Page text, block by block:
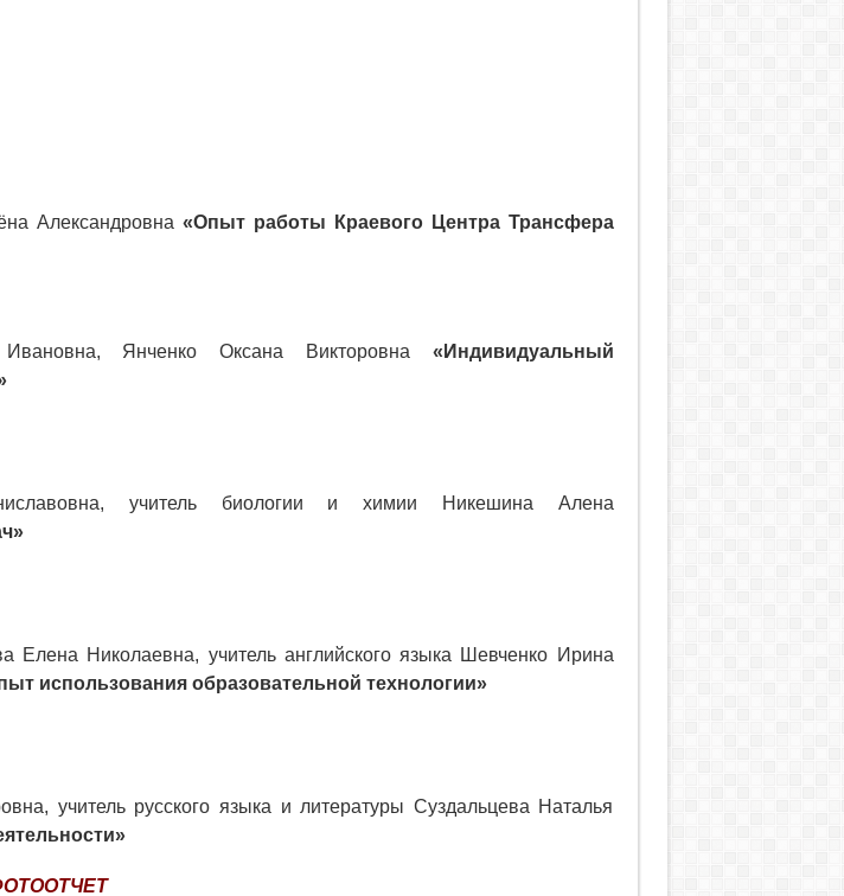
Александровна «Опыт работы Краевого Центра Трансфера
Янченко Оксана Викторовна «Индивидуальный
учитель биологии и химии Никешина Алена
Елена Николаевна, учитель английского языка Шевченко Ирина
использования образовательной технологии»
учитель русского языка и литературы Суздальцева Наталья